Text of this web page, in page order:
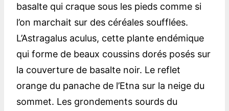
basalte qui craque sous les pieds comme si
l’on marchait sur des céréales soufflées.
L’Astragalus aculus, cette plante endémique
qui forme de beaux coussins dorés posés sur
la couverture de basalte noir. Le reflet
orange du panache de l’Etna sur la neige du
sommet. Les grondements sourds du